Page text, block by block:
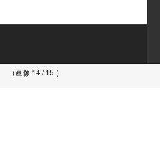
（画像 14 / 15 ）